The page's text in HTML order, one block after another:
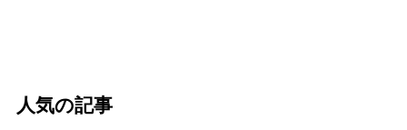
人気の記事